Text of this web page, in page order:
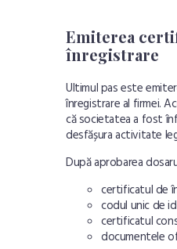
Emiterea
înregistrare
Ultimul pas este
înregistrare al firmei.
că societatea a fost
desfășura activitate
După aprobarea
certificatul de
codul unic de
certificatul
documentele